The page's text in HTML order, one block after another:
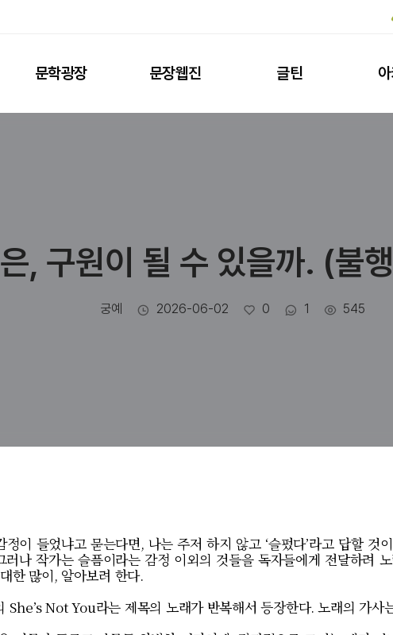
문학광장 문장웹진 글틴
, 구원이 될 수 있을까. (불
작성자
궁예 작성일
2026-06-02 좋아요
0 댓글수
1 조회수
545
이 들었냐고 묻는다면, 나는 주저 하지 않고 ‘슬펐다’라고 답할 것
러나 작가는 슬픔이라는 감정 이외의 것들을 독자들에게 전달하려
한 많이, 알아보려 한다.
She’s Not You라는 제목의 노래가 반복해서 등장한다.노래의 가사